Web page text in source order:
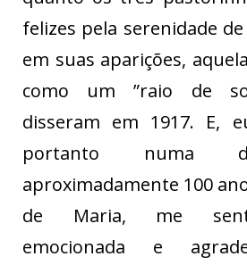
felizes pela serenidade
em suas aparições,
como um ”raio de
disseram em 1917. E,
portanto numa
aproximadamente 100
de Maria, me
emocionada e